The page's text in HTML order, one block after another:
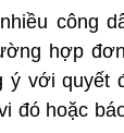
công
hợp
ý với quyết
đó hoặc